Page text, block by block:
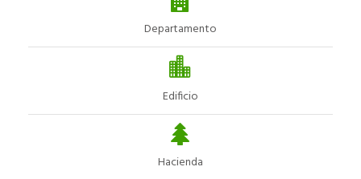
Departamento
Edificio
Hacienda